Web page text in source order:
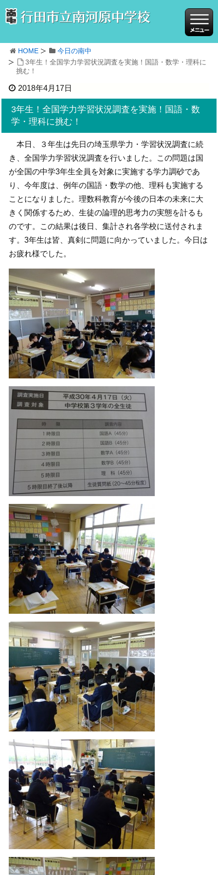
HOME
今日の南中
3年生！全国学力学習状況調査を実施！国語・数学・理科に
挑む！
2018年4月17日
3年生！全国学力学習状況調査を実施！国語・数
学・理科に挑む！
本日、３年生は先日の埼玉県学力・学習状況調査に続
き、全国学力学習状況調査を行いました。この問題は国
が全国の中学3年生全員を対象に実施する学力調砂であ
り、今年度は、例年の国語・数学の他、理科も実施する
ことになりました。理数科教育が今後の日本の未来に大
きく関係するため、生徒の論理的思考力の実態を計るも
のです。この結果は後日、集計され各学校に送付されま
す。3年生は皆、真剣に問題に向かっていました。今日は
お疲れ様でした。